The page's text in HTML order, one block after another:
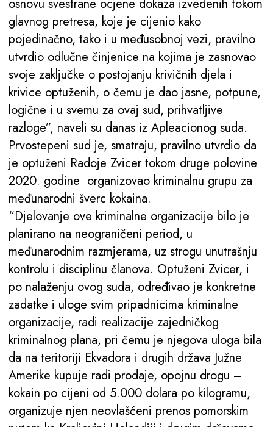
osnovu svestrane ocjene dokaza izvedenih tokom
glavnog pretresa, koje je cijenio kako
pojedinačno, tako i u međusobnoj vezi, pravilno
utvrdio odlučne činjenice na kojima je zasnovao
svoje zaključke o postojanju krivičnih djela i
krivice optuženih, o čemu je dao jasne, potpune,
logične i u svemu za ovaj sud, prihvatljive
razloge”, naveli su danas iz Apleacionog suda.
Prvostepeni sud je, smatraju, pravilno utvrdio da
je optuženi Radoje Zvicertokom druge polovine
2020. godine organizovao kriminalnu grupu za
međunarodni šverc kokaina.
“Djelovanje ove kriminalne organizacije bilo je
planirano na neograničeni period, u
međunarodnim razmjerama, uz strogu unutrašnju
kontrolu i disciplinu članova. Optuženi Zvicer, i
po nalaženju ovog suda, određivao je konkretne
zadatke i uloge svim pripadnicima kriminalne
organizacije, radi realizacije zajedničkog
kriminalnog plana, pri čemu je njegova uloga bila
da na teritoriji Ekvadora i drugih država Južne
Amerike kupuje radi prodaje, opojnu drogu –
kokain po cijeni od 5.000 dolara po kilogramu,
organizuje njen neovlašćeni prenos pomorskim